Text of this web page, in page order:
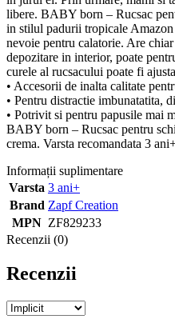
libere. BABY born – Rucsac
in stilul padurii tropicale
nevoie pentru calatorie. Are
depozitare in interior, poate
curele al rucsacului poate fi
• Accesorii de inalta calitate
• Pentru distractie imbunatatita,
• Potrivit si pentru papusile mai
BABY born – Rucsac pentru
crema. Varsta recomandata 3
Informații suplimentare
Varsta 3 ani+
Brand Zapf Creation
MPN ZF829233
Recenzii (0)
Recenzii